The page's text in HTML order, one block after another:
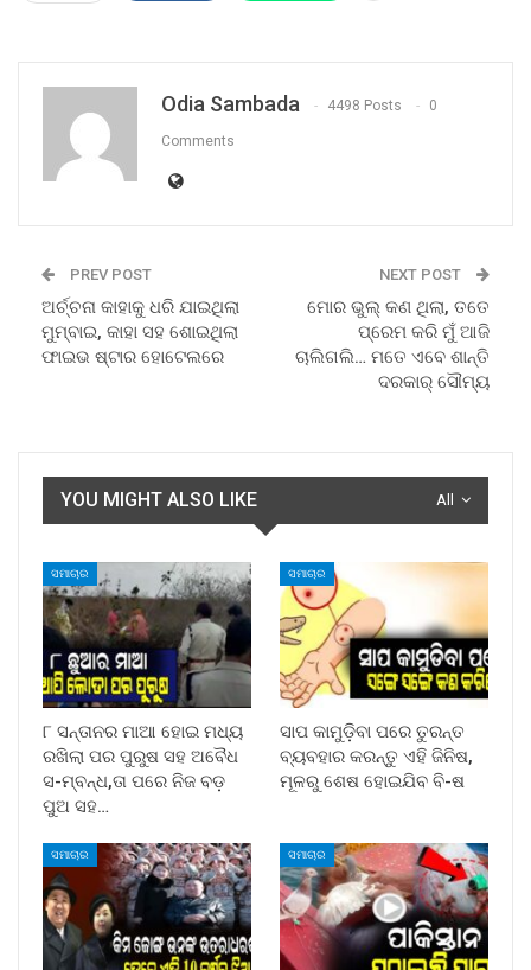
Odia Sambada 4498 Posts 0
Comments
PREV POST
ଅର୍ଚ୍ଚନା କାହାକୁ ଧରି ଯାଇଥିଲା
ମୁମ୍ବାଇ, କାହା ସହ ଶୋଇଥିଲା
ଫାଇଭ ଷ୍ଟାର ହୋଟେଲରେ
NEXT POST
ମୋର ଭୁଲ୍ କଣ ଥିଲା, ତତେ
ପ୍ରେମ କରି ମୁଁ ଆଜି
ଚାଲିଗଲି… ମତେ ଏବେ ଶାନ୍ତି
ଦରକାର୍ ସୌମ୍ୟ
All
YOU MIGHT ALSO LIKE
ସମାଚାର
୮ ସନ୍ତାନର ମାଆ ହୋଇ ମଧ୍ୟ
ରଖିଲା ପର ପୁରୁଷ ସହ ଅବୈଧ
ସ-ମ୍ବନ୍ଧ,ତା ପରେ ନିଜ ବଡ଼
ପୁଅ ସହ…
ସମାଚାର
ସାପ କାମୁଡ଼ିବା ପରେ ତୁରନ୍ତ
ବ୍ୟବହାର କରନ୍ତୁ ଏହି ଜିନିଷ,
ମୂଳରୁ ଶେଷ ହୋଇଯିବ ବି-ଷ
ସମାଚାର ସମାଚାର